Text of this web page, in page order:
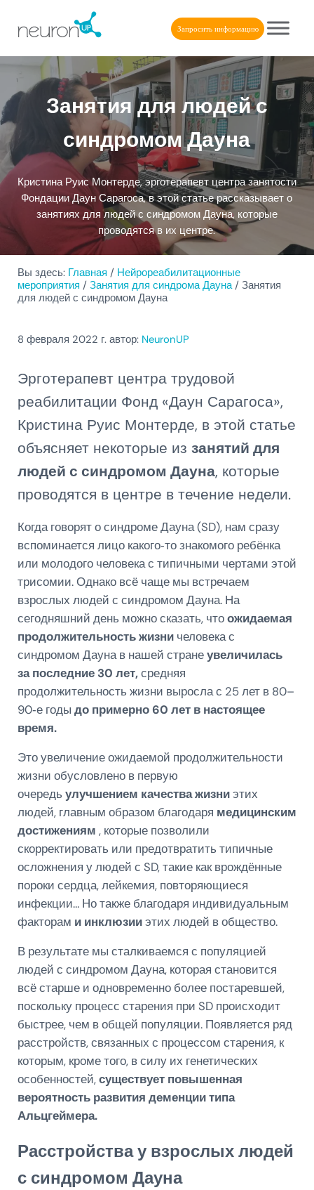
NeuronUP. Веб-платформа когнитивной реабилитации
Запросить информацию
Занятия для людей с
синдромом Дауна
Кристина Руис Монтерде, эрготерапевт центра занятости
Фондации Даун Сарагоса, в этой статье рассказывает о
занятиях для людей с синдромом Дауна, которые
проводятся в их центре.
Вы здесь: Главная / Нейрореабилитационные
мероприятия / Занятия для синдрома Дауна / Занятия
для людей с синдромом Дауна
8 февраля 2022 г. автор: NeuronUP
Эрготерапевт центра трудовой
реабилитации Фонд «Даун Сарагоса»,
Кристина Руис Монтерде, в этой статье
объясняет некоторые из занятий для
людей с синдромом Дауна, которые
проводятся в центре в течение недели.
Когда говорят о синдроме Дауна (SD), нам сразу
вспоминается лицо какого‑то знакомого ребёнка
или молодого человека с типичными чертами этой
трисомии. Однако всё чаще мы встречаем
взрослых людей с синдромом Дауна. На
сегодняшний день можно сказать, чтоожидаемая
продолжительность жизничеловека с
синдромом Дауна в нашей странеувеличилась
за последние 30 лет,средняя
продолжительность жизни выросла с 25 лет в 80–
90‑е годы до примерно 60 лет в настоящее
время.
Это увеличение ожидаемой продолжительности
жизни обусловлено в первую
очередь улучшением качества жизниэтих
людей, главным образом благодаря медицинским
достижениям , которые позволили
скорректировать или предотвратить типичные
осложнения у людей с SD, такие как врождённые
пороки сердца, лейкемия, повторяющиеся
инфекции… Но также благодаря индивидуальным
факторам и инклюзииэтих людей в общество.
В результате мы сталкиваемся с популяцией
людей с синдромом Дауна, которая становится
всё старше и одновременно более постаревшей,
поскольку процесс старения при SD происходит
быстрее, чем в общей популяции. Появляется ряд
расстройств, связанных с процессом старения, к
которым, кроме того, в силу их генетических
особенностей,существует повышенная
вероятность развития деменции типа
Альцгеймера.
Расстройства у взрослых людей
с синдромом Дауна